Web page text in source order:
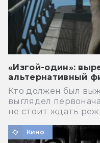
«Изгой-один»:
альтернативный
Кто должен был
выглядел
не стоит ждать
Кино